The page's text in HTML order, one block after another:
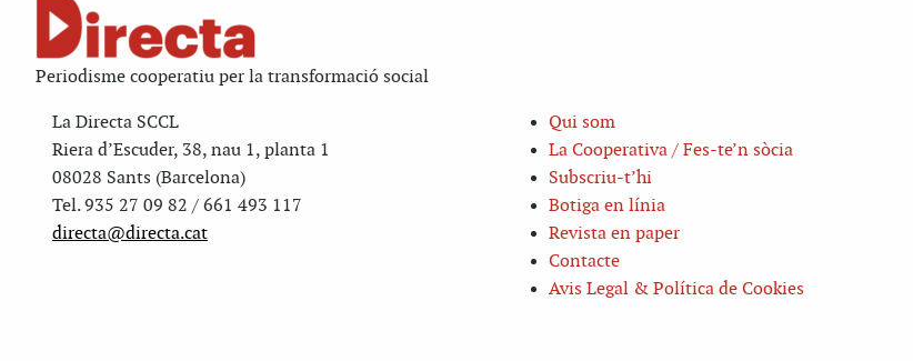
Periodisme cooperatiu per la transformació social
La Directa SCCL
Riera d’Escuder, 38, nau 1, planta 1
08028 Sants (Barcelona)
Tel. 935 27 09 82 / 661 493 117
directa@directa.cat
Qui som
La Cooperativa / Fes-te’n sòcia
Subscriu-t’hi
Botiga en línia
Revista en paper
Contacte
Avis Legal & Política de Cookies